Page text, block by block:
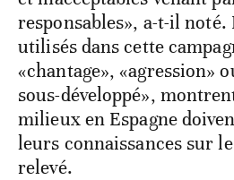
responsables», a-t-il noté.
utilisés dans cette
«chantage», «agression»
sous-développé»,
milieux en Espagne
leurs connaissances sur
relevé.